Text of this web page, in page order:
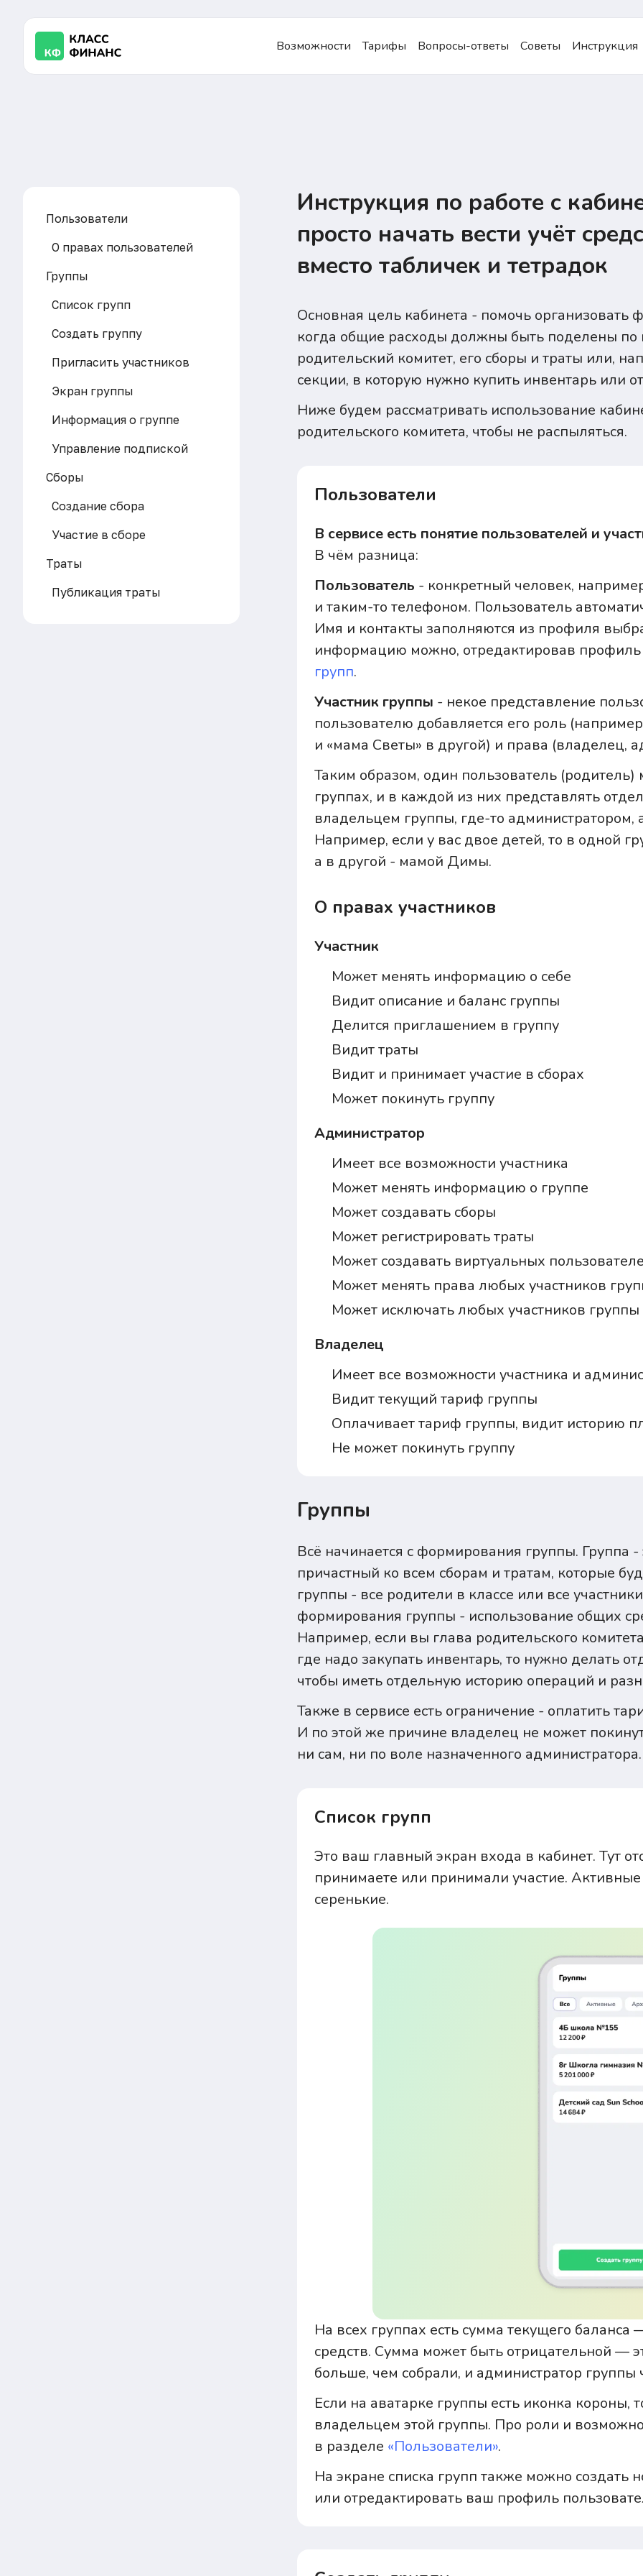
Возможности Тарифы Вопросы-ответы Советы Инструкция
Пользователи
О правах пользователей
Группы
Список групп
Создать группу
Пригласить участников
Экран группы
Информация о группе
Управление подпиской
Сборы
Создание сбора
Участие в сборе
Траты
Публикация траты
Инструкция по работе с
просто начать вести учёт
вместо табличек и тетрадок
Основная цель кабинета - помочь
когда общие расходы должны быть поделены по
родительский комитет, его сборы и траты или,
секции, в которую нужно купить инвентарь или
Ниже будем рассматривать использование
родительского комитета, чтобы не распыляться.
Пользователи
В сервисе есть понятие пользователей и
В чём разница:
Пользователь - конкретный человек,
и таким-то телефоном. Пользователь
Имя и контакты заполняются из профиля
информацию можно, отредактировав профиль
групп.
Участник группы - некое представление
пользователю добавляется его роль
и «мама Светы» в другой) и права (владелец,
Таким образом, один пользователь
группах, и в каждой из них представлять
владельцем группы, где-то администратором,
Например, если у вас двое детей, то в одной
а в другой - мамой Димы.
О правах участников
Участник
Может менять информацию о себе
Видит описание и баланс группы
Делится приглашением в группу
Видит траты
Видит и принимает участие в сборах
Может покинуть группу
Администратор
Имеет все возможности участника
Может менять информацию о группе
Может создавать сборы
Может регистрировать траты
Может создавать виртуальных
Может менять права любых участников
Может исключать любых участников
Владелец
Имеет все возможности участника и
Видит текущий тариф группы
Оплачивает тариф группы, видит историю
Не может покинуть группу
Группы
Всё начинается с формирования группы. Группа
причастный ко всем сборам и тратам, которые
группы - все родители в классе или все
формирования группы - использование общих
Например, если вы глава родительского
где надо закупать инвентарь, то нужно делать
чтобы иметь отдельную историю операций и
Также в сервисе есть ограничение - оплатить
И по этой же причине владелец не может
ни сам, ни по воле назначенного администратора.
Список групп
Это ваш главный экран входа в кабинет. Тут
принимаете или принимали участие.
серенькие.
На всех группах есть сумма текущего
средств. Сумма может быть отрицательной —
больше, чем собрали, и администратор группы
Если на аватарке группы есть иконка короны,
владельцем этой группы. Про роли и
в разделе «Пользователи».
На экране списка групп также можно создать
или отредактировать ваш профиль